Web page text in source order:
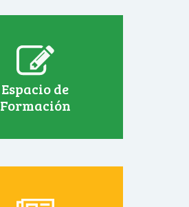
Espacio de
Formación